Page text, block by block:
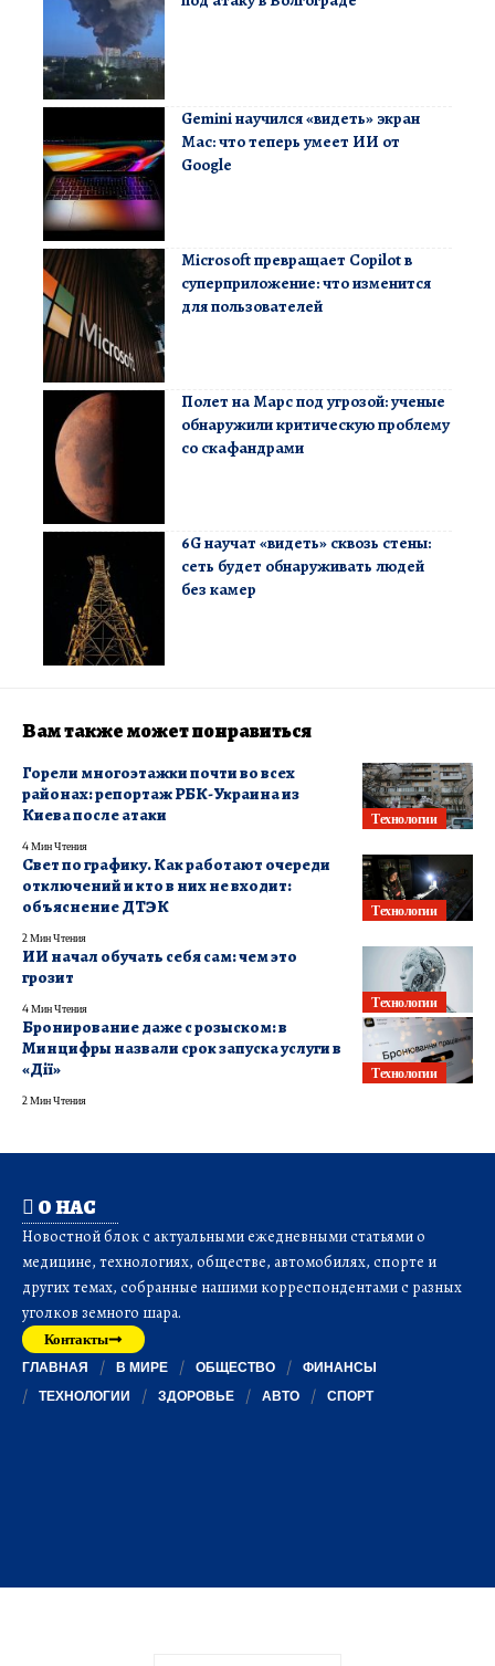
Gemini научился «видеть» экран
Mac: что теперь умеет ИИ от
Google
Microsoft превращает Copilot в
суперприложение: что изменится
для пользователей
Полет на Марс под угрозой: ученые
обнаружили критическую проблему
со скафандрами
6G научат «видеть» сквозь стены:
сеть будет обнаруживать людей
без камер
Вам также может понравиться
Технологии
Горели многоэтажки почти во всех
районах: репортаж РБК-Украина из
Киева после атаки
4 Мин Чтения
Технологии
Свет по графику. Как работают очереди
отключений и кто в них не входит:
объяснение ДТЭК
2 Мин Чтения
Технологии
ИИ начал обучать себя сам: чем это
грозит
4 Мин Чтения
Технологии
Бронирование даже с розыском: в
Минцифры назвали срок запуска услуги в
«Дії»
2 Мин Чтения
О НАС
Новостной блок с актуальными ежедневными статьями о
медицине, технологиях, обществе, автомобилях, спорте и
других темах, собранные нашими корреспондентами с разных
уголков земного шара.
Контакты
ГЛАВНАЯ В МИРЕ ОБЩЕСТВО
ФИНАНСЫ
ТЕХНОЛОГИИ
ЗДОРОВЬЕ АВТО СПОРТ